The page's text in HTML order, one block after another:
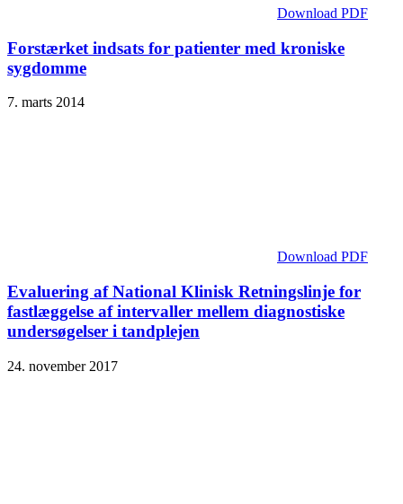
Download PDF
Forstærket indsats for patienter med kroniske
sygdomme
7. marts 2014
Download PDF
Evaluering af National Klinisk Retningslinje for
fastlæggelse af intervaller mellem diagnostiske
undersøgelser i tandplejen
24. november 2017